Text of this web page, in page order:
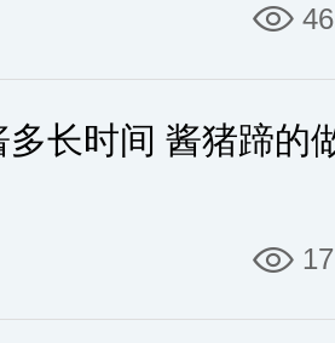
长时间 酱猪蹄的